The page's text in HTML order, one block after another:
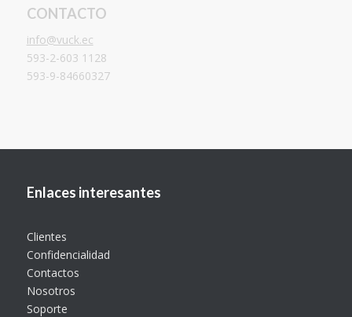
CONTACTO
info@vuck.ec
593-2-603 1128
593-9-84660327
Enlaces interesantes
Clientes
Confidencialidad
Contactos
Nosotros
Soporte